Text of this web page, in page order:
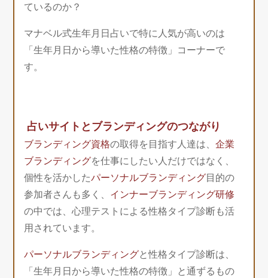
ているのか？
マナベル式生年月日占いで特に人気が高いのは
「生年月日から導いた性格の特徴」コーナーで
す。
占いサイトとブランディングのつながり
ブランディング資格の取得を目指す人達は、企業
ブランディングを仕事にしたい人だけではなく、
個性を活かしたパーソナルブランディング目的の
参加者さんも多く、 インナーブランディング研修
の中では、心理テストによる性格タイプ診断も活
用されています。
パーソナルブランディングと性格タイプ診断は、
「生年月日から導いた性格の特徴」と通ずるもの